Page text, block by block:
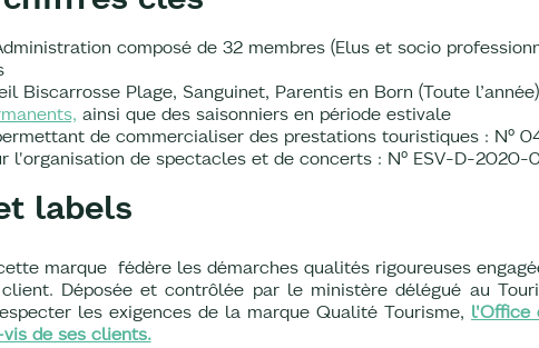
composé de 32 membres (Elus et socio
Biscarrosse Plage, Sanguinet, Parentis en Born (Toute
ainsi que des saisonniers en période estivale
de commercialiser des prestations touristiques : N°
l'organisation de spectacles et de concerts : N° ESV-D-
labels
marque fédère les démarches qualités rigoureuses
Déposée et contrôlée par le ministère délégué au
les exigences de la marque Qualité Tourisme, l'Office
de ses clients.